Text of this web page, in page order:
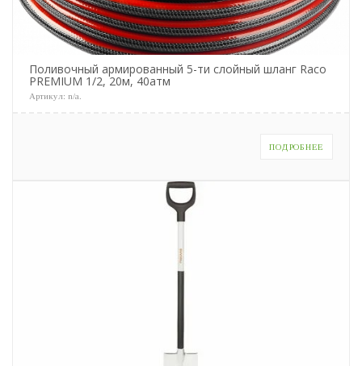
Поливочный армированный 5-ти слойный шланг Raco
PREMIUM 1/2, 20м, 40атм
Артикул: n/a
ПОДРОБНЕЕ